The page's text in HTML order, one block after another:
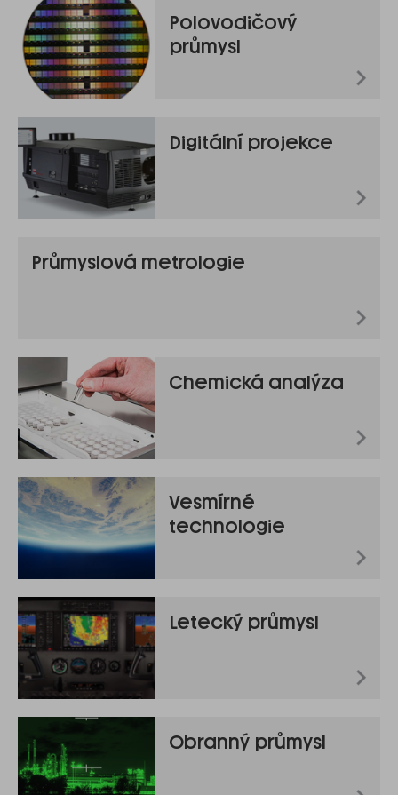
Polovodičový
průmysl
Digitální projekce
Průmyslová metrologie
Chemická analýza
Vesmírné
technologie
Letecký průmysl
Obranný průmysl